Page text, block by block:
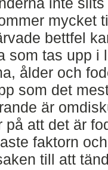
mycket
bettfel
som tas upp i
ålder och
som det
är
på att det är
faktorn
till att